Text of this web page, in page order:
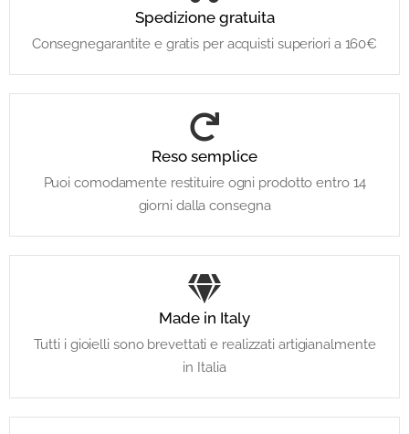
Spedizione gratuita
Consegnegarantite e gratis per acquisti superiori a 160€
Reso semplice
Puoi comodamente restituire ogni prodotto entro 14
giorni dalla consegna
Made in Italy
Tutti i gioielli sono brevettati e realizzati artigianalmente
in Italia